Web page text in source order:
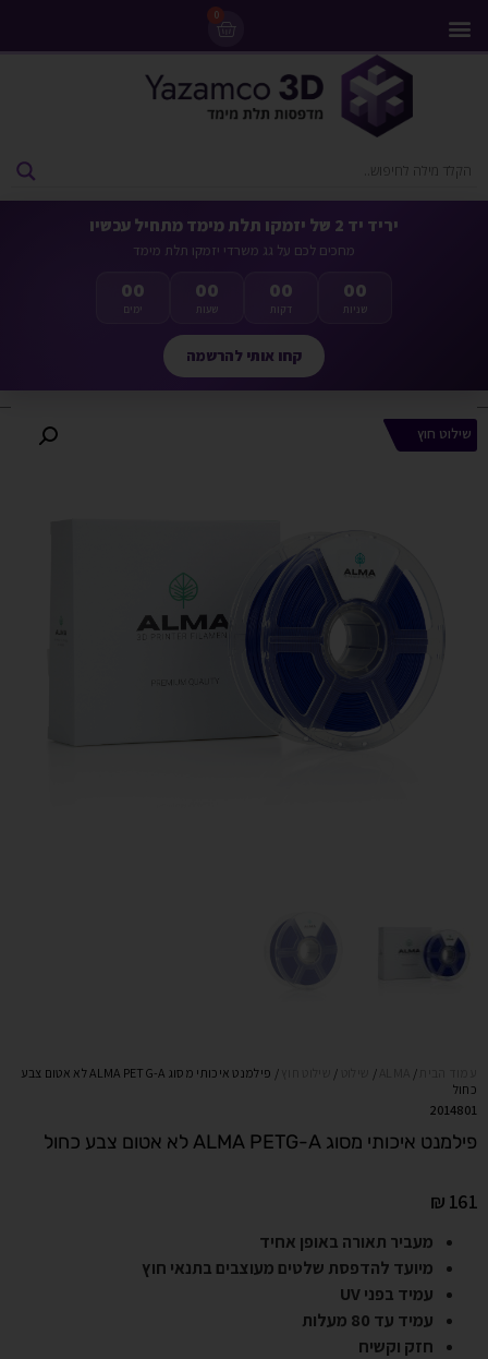
0
יריד יד 2 של יזמקו תלת מימד מתחיל עכשיו
מחכים לכם על גג משרדי יזמקו תלת מימד
00
ימים
00
שעות
00
דקות
00
שניות
קחו אותי להרשמה
שילוט חוץ
/
/
/
/ פילמנט איכותי מסוג ALMA PETG-A לא אטום צבע
כחול
2014801
פילמנט איכותי מסוג ALMA PETG-A לא אטום צבע כחול
₪ 161
מעביר תאורה באופן אחיד
מיועד להדפסת שלטים מעוצבים בתנאי חוץ
עמיד בפניUV
עמיד עד 80 מעלות
חזק וקשיח